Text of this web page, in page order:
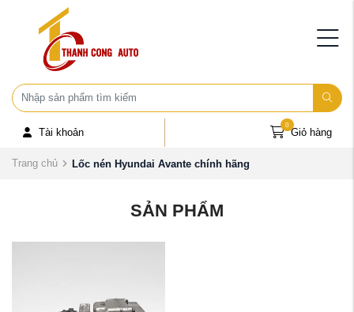
Tài khoản Giỏ hàng
0
Trang chủ Lốc nén Hyundai Avante chính hãng
SẢN PHẨM